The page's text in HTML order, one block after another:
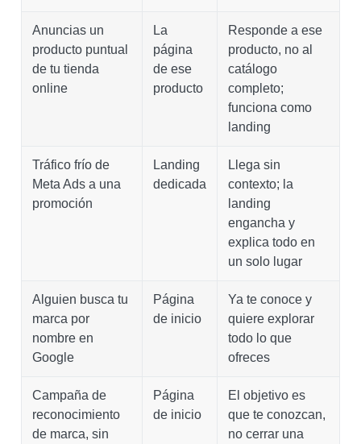
Anuncias un
producto puntual
de tu tienda
online
La
página
de ese
producto
Responde a ese
producto, no al
catálogo
completo;
funciona como
landing
Tráfico frío de
Meta Ads a una
promoción
Landing
dedicada
Llega sin
contexto; la
landing
engancha y
explica todo en
un solo lugar
Alguien busca tu
marca por
nombre en
Google
Página
de inicio
Ya te conoce y
quiere explorar
todo lo que
ofreces
Campaña de
reconocimiento
de marca, sin
Página
de inicio
El objetivo es
que te conozcan,
no cerrar una